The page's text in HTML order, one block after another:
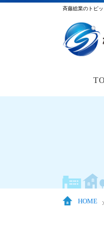
斉藤総業のトピ
HOME